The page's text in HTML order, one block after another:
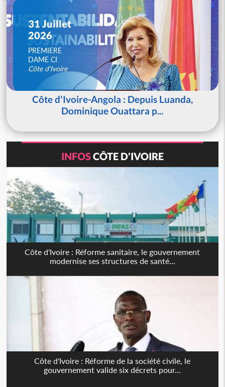
31 Juillet
2026
PREMIERE
DAME CI
Côte d'Ivoire
Côte d'Ivoire-Angola : Depuis Luanda,
Dominique Ouattara p...
INFOSCÔTE D'IVOIRE
Côte d'Ivoire : Réforme sanitaire, le gouvernement
modernise ses structures de santé...
Côte d'Ivoire : Réforme de la société civile, le
gouvernement valide six décrets pour...